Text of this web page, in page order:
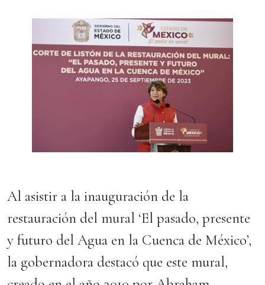
Al asistir a la inauguración de la
restauración del mural ‘El pasado, presente
y futuro del Agua en la Cuenca de México’,
la gobernadora destacó que este mural,